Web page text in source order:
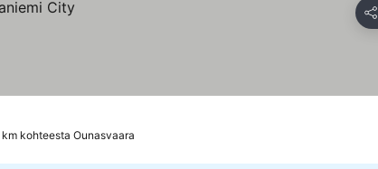
Jaa
km kohteesta Ounasvaara